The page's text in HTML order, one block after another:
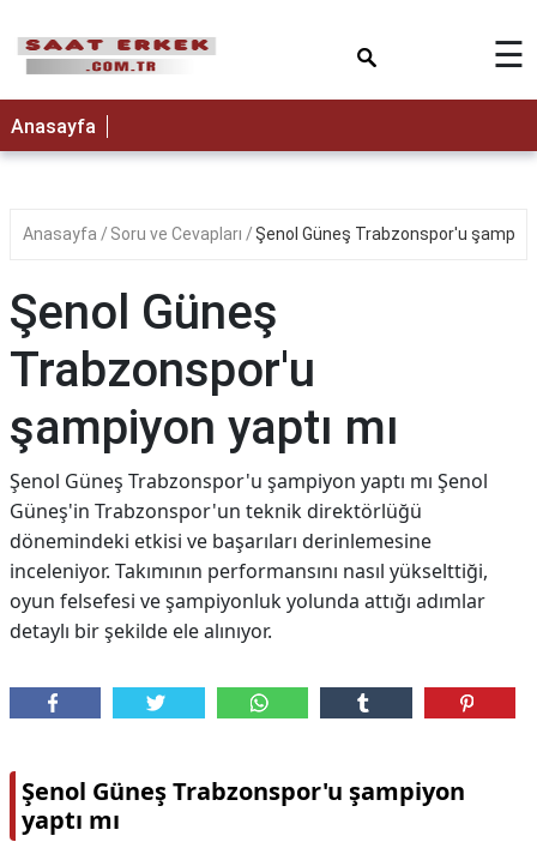
☰
Anasayfa
Anasayfa Soru ve Cevapları Şenol Güneş Trabzonspor'u
Şenol Güneş
Trabzonspor'u
şampiyon yaptı mı
Şenol Güneş Trabzonspor'u şampiyon yaptı mı Şenol
Güneş'in Trabzonspor'un teknik direktörlüğü
dönemindeki etkisi ve başarıları derinlemesine
inceleniyor. Takımının performansını nasıl yükselttiği,
oyun felsefesi ve şampiyonluk yolunda attığı adımlar
detaylı bir şekilde ele alınıyor.
Şenol Güneş Trabzonspor'u şampiyon
yaptı mı